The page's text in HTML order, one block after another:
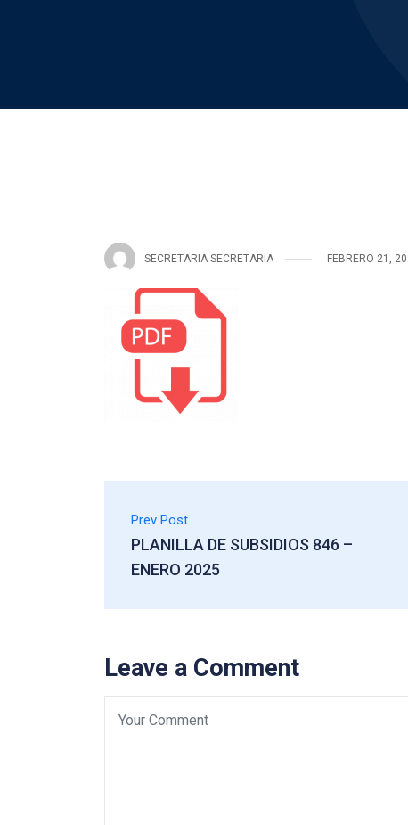
SECRETARIA SECRETARIA FEBRERO 21,
Prev Post
PLANILLA DE SUBSIDIOS 846 –
ENERO 2025
Leave a Comment